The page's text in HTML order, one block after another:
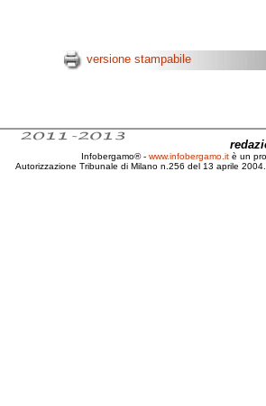
versione stampabile
Infobergamo® - www.infobergamo.it è un
Autorizzazione Tribunale di Milano n.256 del 13 aprile